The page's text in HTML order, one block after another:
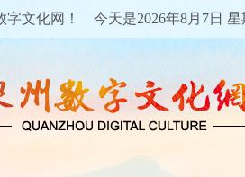
字文化网！ 今天是2026年8月7日